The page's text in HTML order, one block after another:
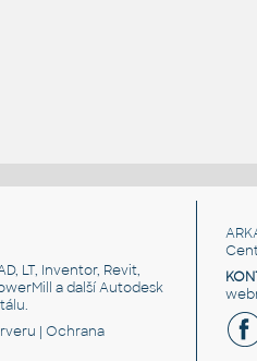
LT, Inventor, Revit,
a další Autodesk
.
|Ochrana